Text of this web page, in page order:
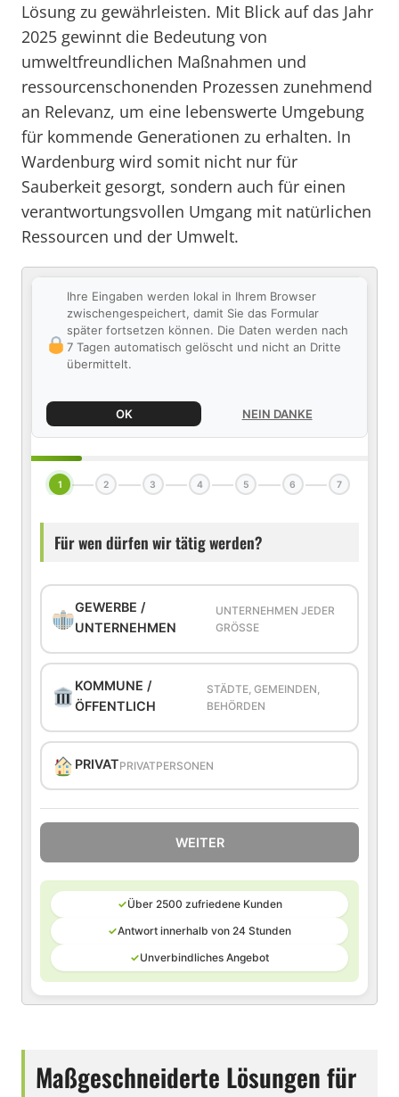
Lösung zu gewährleisten. Mit Blick auf das Jahr
2025 gewinnt die Bedeutung von
umweltfreundlichen Maßnahmen und
ressourcenschonenden Prozessen zunehmend
an Relevanz, um eine lebenswerte Umgebung
für kommende Generationen zu erhalten. In
Wardenburg wird somit nicht nur für
Sauberkeit gesorgt, sondern auch für einen
verantwortungsvollen Umgang mit natürlichen
Ressourcen und der Umwelt.
Ihre Eingaben werden lokal in Ihrem Browser
zwischengespeichert, damit Sie das Formular
später fortsetzen können. Die Daten werden nach
7 Tagen automatisch gelöscht und nicht an Dritte
übermittelt.
OK NEIN DANKE
1 2 3 4 5 6 7
Für wen dürfen wir tätig werden?
GEWERBE /
UNTERNEHMEN
UNTERNEHMEN JEDER
GRÖSSE
KOMMUNE /
ÖFFENTLICH
STÄDTE, GEMEINDEN,
BEHÖRDEN
PRIVATPRIVATPERSONEN
WEITER
✓Über 2500 zufriedene Kunden
✓Antwort innerhalb von 24 Stunden
✓Unverbindliches Angebot
Maßgeschneiderte Lösungen für